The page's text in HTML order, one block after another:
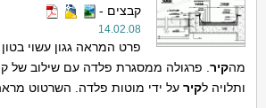
קבצים -
14.02.08
פרט המראה גגון עשוי בטון
מהקיר . פרגולה ממסגרת פלדה עם שילוב של
ותלויה לקיר על ידי מוטות פלדה. השרטוט